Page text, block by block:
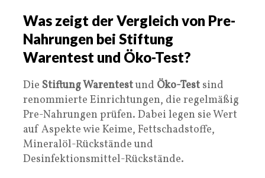
Was zeigt der Vergleich von Pre-
Nahrungen bei Stiftung
Warentest und Öko-Test?
Die Stiftung Warentestund Öko-Test sind
renommierte Einrichtungen, die regelmäßig
Pre-Nahrungen prüfen. Dabei legen sie Wert
auf Aspekte wie Keime, Fettschadstoffe,
Mineralöl-Rückstände und
Desinfektionsmittel-Rückstände.